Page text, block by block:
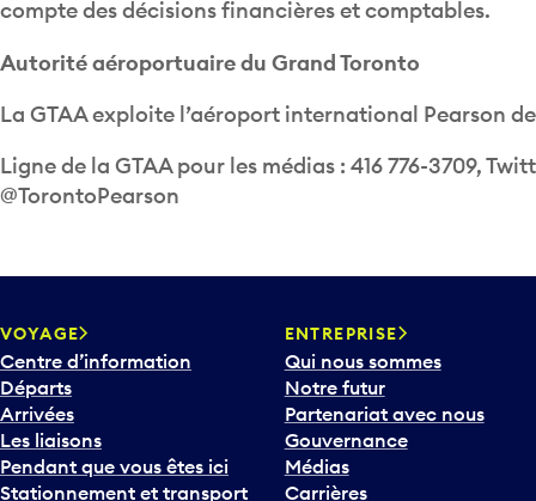
@TorontoPearson
Centre d’information
Départs
Arrivées
Les liaisons
Pendant que vous êtes ici
Stationnement et transport
Accessibilité
Qui nous sommes
Notre futur
Partenariat avec nous
Gouvernance
Médias
Carrières
L’emploi à Pearson